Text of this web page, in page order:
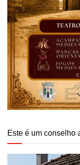
Este é um conselho